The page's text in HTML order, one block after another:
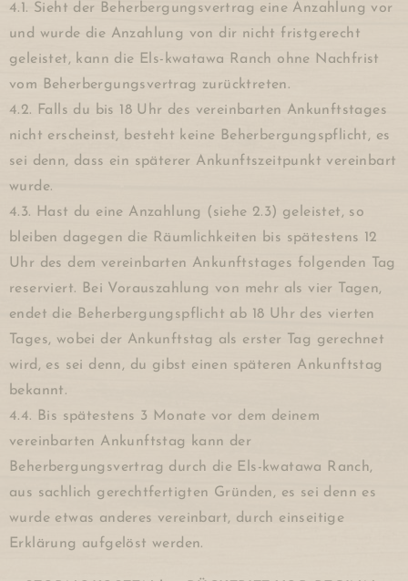
4.1. Sieht der Beherbergungsvertrag eine Anzahlung vor
und wurde die Anzahlung von dir nicht fristgerecht
geleistet, kann die Els-kwatawa Ranch ohne Nachfrist
vom Beherbergungsvertrag zurücktreten.
4.2. Falls du bis 18 Uhr des vereinbarten Ankunftstages
nicht erscheinst, besteht keine Beherbergungspflicht, es
sei denn, dass ein späterer Ankunftszeitpunkt vereinbart
wurde.
4.3. Hast du eine Anzahlung (siehe 2.3) geleistet, so
bleiben dagegen die Räumlichkeiten bis spätestens 12
Uhr des dem vereinbarten Ankunftstages folgenden Tag
reserviert. Bei Vorauszahlung von mehr als vier Tagen,
endet die Beherbergungspflicht ab 18 Uhr des vierten
Tages, wobei der Ankunftstag als erster Tag gerechnet
wird, es sei denn, du gibst einen späteren Ankunftstag
bekannt.
4.4. Bis spätestens 3 Monate vor dem deinem
vereinbarten Ankunftstag kann der
Beherbergungsvertrag durch die Els-kwatawa Ranch,
aus sachlich gerechtfertigten Gründen, es sei denn es
wurde etwas anderes vereinbart, durch einseitige
Erklärung aufgelöst werden.